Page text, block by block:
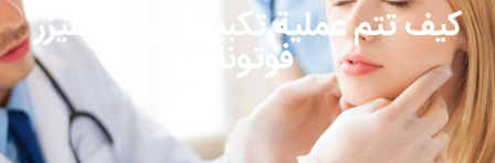
كيف تتم عملية تكبير الشفاه بالليزر
فوتونا؟